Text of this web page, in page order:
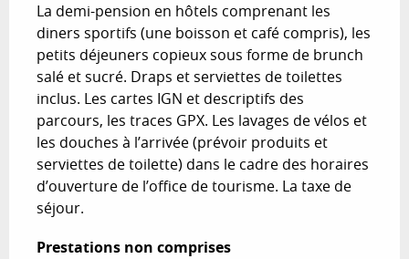
La demi-pension en hôtels comprenant les
diners sportifs (une boisson et café compris), les
petits déjeuners copieux sous forme de brunch
salé et sucré. Draps et serviettes de toilettes
inclus. Les cartes IGN et descriptifs des
parcours, les traces GPX. Les lavages de vélos et
les douches à l’arrivée (prévoir produits et
serviettes de toilette) dans le cadre des horaires
d’ouverture de l’office de tourisme. La taxe de
séjour.
Prestations non comprises
Prestations non comprises